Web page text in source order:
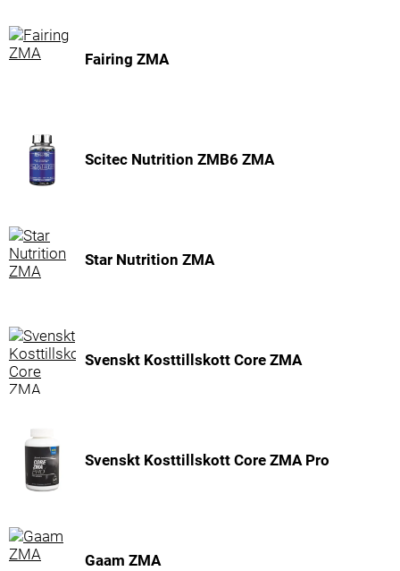
Fairing ZMA
Scitec Nutrition ZMB6 ZMA
Star Nutrition ZMA
Svenskt Kosttillskott Core ZMA
Svenskt Kosttillskott Core ZMA Pro
Gaam ZMA